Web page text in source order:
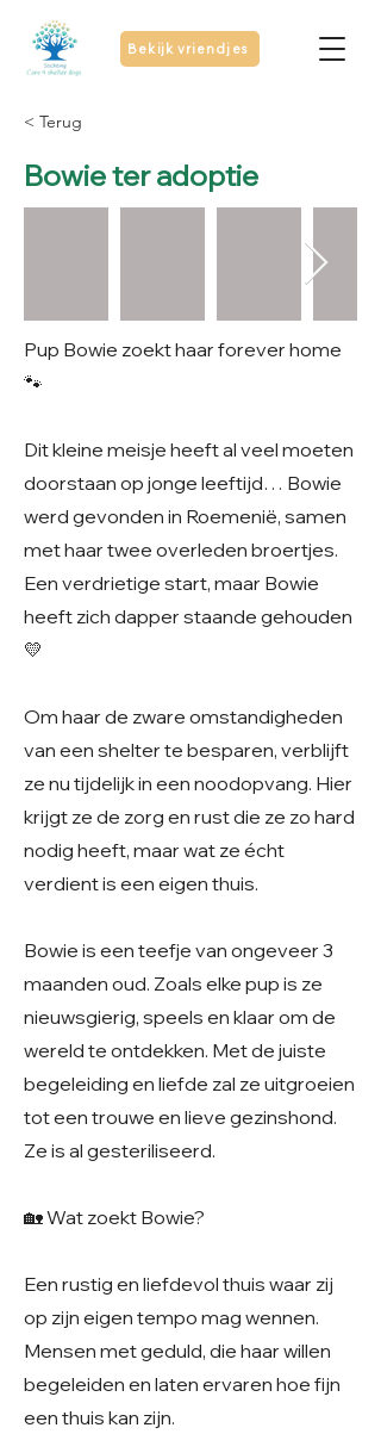
Bekijk vriendjes
< Terug
Bowie ter adoptie
Pup Bowie zoekt haar forever home
🐾
Dit kleine meisje heeft al veel moeten
doorstaan op jonge leeftijd… Bowie
werd gevonden in Roemenië, samen
met haar twee overleden broertjes.
Een verdrietige start, maar Bowie
heeft zich dapper staande gehouden
💛
Om haar de zware omstandigheden
van een shelter te besparen, verblijft
ze nu tijdelijk in een noodopvang. Hier
krijgt ze de zorg en rust die ze zo hard
nodig heeft, maar wat ze écht
verdient is een eigen thuis.
Bowie is een teefje van ongeveer 3
maanden oud. Zoals elke pup is ze
nieuwsgierig, speels en klaar om de
wereld te ontdekken. Met de juiste
begeleiding en liefde zal ze uitgroeien
tot een trouwe en lieve gezinshond.
Ze is al gesteriliseerd.
🏡 Wat zoekt Bowie?
Een rustig en liefdevol thuis waar zij
op zijn eigen tempo mag wennen.
Mensen met geduld, die haar willen
begeleiden en laten ervaren hoe fijn
een thuis kan zijn.